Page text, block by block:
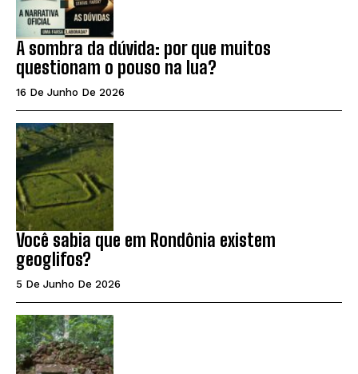
A sombra da dúvida: por que muitos
questionam o pouso na lua?
16 De Junho De 2026
Você sabia que em Rondônia existem
geoglifos?
5 De Junho De 2026